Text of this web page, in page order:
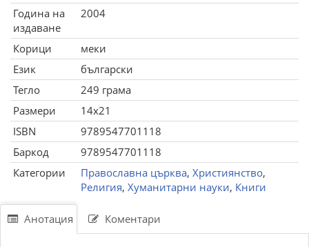
Година на
издаване
2004
Корици
меки
Език
български
Тегло
249 грама
Размери
14x21
ISBN
9789547701118
Баркод
9789547701118
Категории
Православна църква, Християнство,
Религия, Хуманитарни науки, Книги
Анотация Коментари